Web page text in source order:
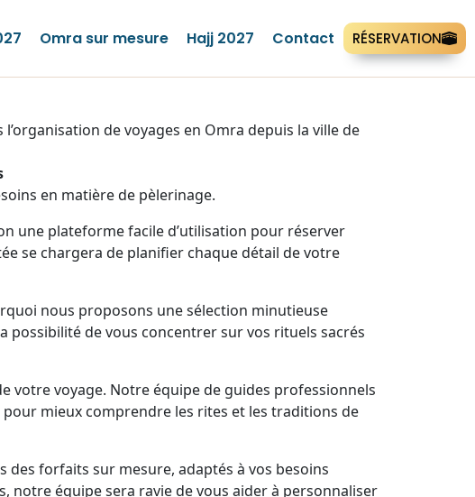
Omra sur mesure Hajj 2027 Contact RÉSERVATION
de voyages en Omra depuis la ville de
en matière de pèlerinage.
une plateforme facile d’utilisation pour réserver
se chargera de planifier chaque détail de votre
nous proposons une sélection minutieuse
possibilité de vous concentrer sur vos rituels sacrés
votre voyage. Notre équipe de guides professionnels
mieux comprendre les rites et les traditions de
forfaits sur mesure, adaptés à vos besoins
notre équipe sera ravie de vous aider à personnaliser